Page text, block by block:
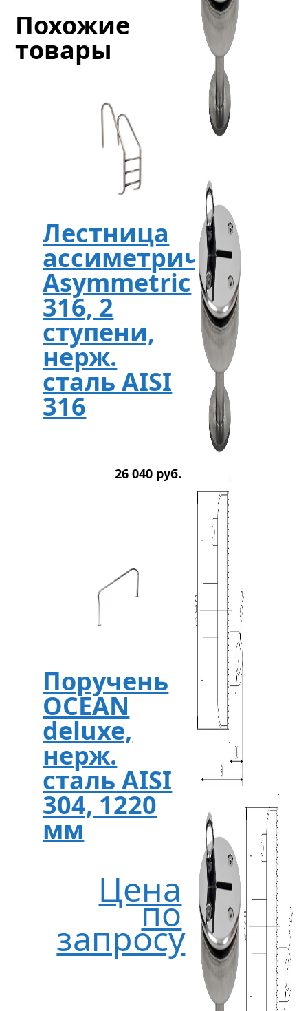
Похожие
товары
Лестница
ассиметричная
Asymmetric
316, 2
ступени,
нерж.
сталь AISI
316
26 040 руб.
Поручень
OCEAN
deluxe,
нерж.
сталь AISI
304, 1220
мм
Цена
по
запросу